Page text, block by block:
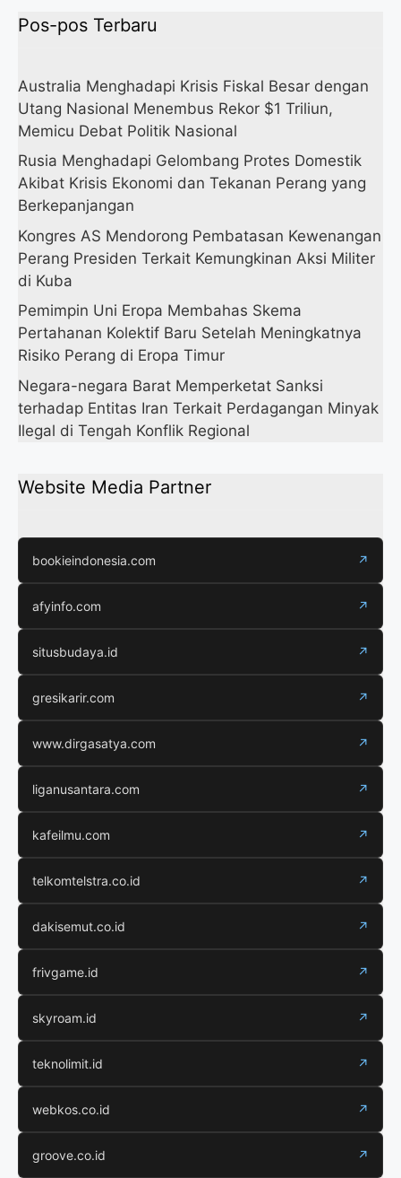
Pos-pos Terbaru
Australia Menghadapi Krisis Fiskal Besar dengan
Utang Nasional Menembus Rekor $1 Triliun,
Memicu Debat Politik Nasional
Rusia Menghadapi Gelombang Protes Domestik
Akibat Krisis Ekonomi dan Tekanan Perang yang
Berkepanjangan
Kongres AS Mendorong Pembatasan Kewenangan
Perang Presiden Terkait Kemungkinan Aksi Militer
di Kuba
Pemimpin Uni Eropa Membahas Skema
Pertahanan Kolektif Baru Setelah Meningkatnya
Risiko Perang di Eropa Timur
Negara-negara Barat Memperketat Sanksi
terhadap Entitas Iran Terkait Perdagangan Minyak
Ilegal di Tengah Konflik Regional
Website Media Partner
bookieindonesia.com ↗
afyinfo.com ↗
situsbudaya.id ↗
gresikarir.com ↗
www.dirgasatya.com ↗
liganusantara.com ↗
kafeilmu.com ↗
telkomtelstra.co.id ↗
dakisemut.co.id ↗
frivgame.id ↗
skyroam.id ↗
teknolimit.id ↗
webkos.co.id ↗
groove.co.id ↗